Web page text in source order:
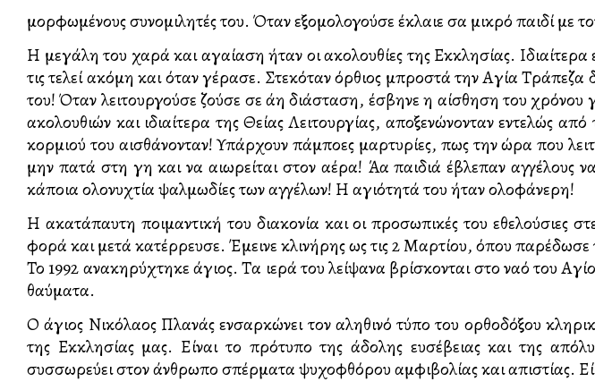
μορφωμένους συνομιλητές του. Όταν εξομολογούσε έκλαιε σα μικρό παιδί με
Η μεγάλη του χαρά και αγαλλίαση ήταν οι ακολουθίες της Εκκλησίας. Ιδιαίτερα
τις τελεί ακόμη και όταν γέρασε. Στεκόταν όρθιος μπροστά την Αγία
του! Όταν λειτουργούσε ζούσε σε άλλη διάσταση, έσβηνε η αίσθηση του
ακολουθιών και ιδιαίτερα της Θείας Λειτουργίας, αποξενώνονταν εντελώς
κορμιού του αισθάνονταν! Υπάρχουν πάμπολλες μαρτυρίες, πως την ώρα που
μην πατά στη γη και να αιωρείται στον αέρα! Άλλα παιδιά έβλεπαν αγγέλους
κάποια ολονυχτία ψαλμωδίες των αγγέλων! Η αγιότητά του ήταν ολοφάνερη!
Η ακατάπαυτη ποιμαντική του διακονία και οι προσωπικές του εθελούσιες
φορά και μετά κατέρρευσε. Έμεινε κλινήρης ως τις 2 Μαρτίου, όπου
Το 1992 ανακηρύχτηκε άγιος. Τα ιερά του λείψανα βρίσκονται στο ναό του
θαύματα.
Ο άγιος Νικόλαος Πλανάς ενσαρκώνει τον αληθινό τύπο του ορθοδόξου
της Εκκλησίας μας. Είναι το πρότυπο της άδολης ευσέβειας και της
συσσωρεύει στον άνθρωπο σπέρματα ψυχοφθόρου αμφιβολίας και απιστίας.